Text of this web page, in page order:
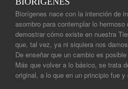
Biorígenes nace con la intención de
asombro para contemplar lo
demostrar cómo existe en nuestra
que, tal vez, ya ni siquiera nos
De enseñar que un cambio es
Más que volver a lo básico, se trata
original, a lo que en un principio fue